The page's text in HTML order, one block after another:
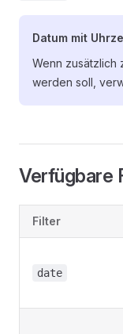
Datum mit
Wenn zusätzlich
werden soll,
Verfügbare
Filter
date